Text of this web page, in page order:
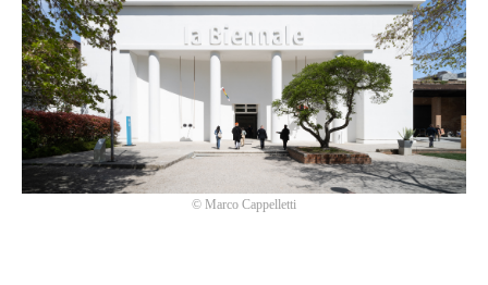
© Marco Cappelletti